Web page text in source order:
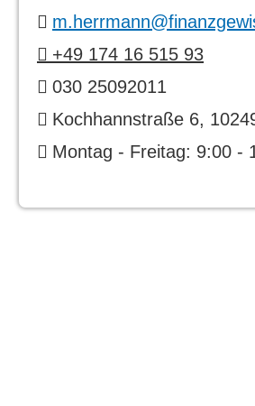
+49 174 16 515 93
030 25092011
Kochhannstraße 6,
Montag - Freitag: 9:00 -